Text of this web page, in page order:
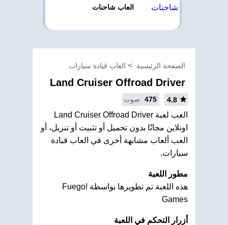
العاب شاحنات
الصفحة الرئيسية العاب قيادة سيارات
Land Cruiser Offroad Driver
4.8
475 صوت
العب لعبة Land Cruiser Offroad Driver
اونلاين مجانًا بدون تحميل أو تثبيت أو تنزيل، أو
العب ألعاب مشابهة أخرى في العاب قيادة
سيارات.
مطور اللعبة
هذه اللعبة تم تطويرها بواسطة Fuego!
Games
أزرار التحكم في اللعبة